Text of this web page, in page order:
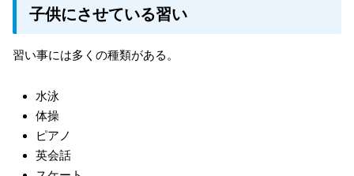
子供にさせている習い
習い事には多くの種類がある。
水泳
体操
ピアノ
英会話